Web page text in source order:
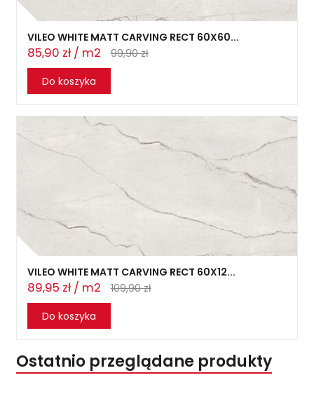
VILEO WHITE MATT CARVING RECT 60X60...
85,90 zł / m2
99,90 zł
Do koszyka
VILEO WHITE MATT CARVING RECT 60X12...
89,95 zł / m2
109,90 zł
Do koszyka
Ostatnio przeglądane produkty